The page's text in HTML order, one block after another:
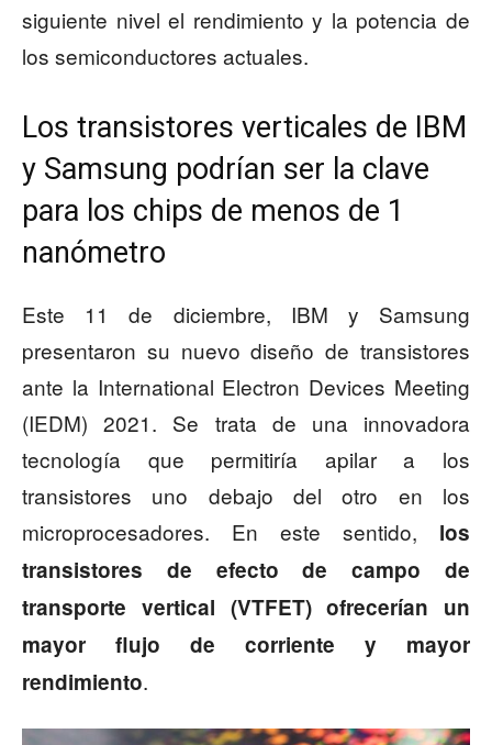
siguiente nivel el rendimiento y la potencia de
los semiconductores actuales.
Los transistores verticales de IBM
y Samsung podrían ser la clave
para los chips de menos de 1
nanómetro
Este 11 de diciembre, IBM y Samsung
presentaron su nuevo diseño de transistores
ante la International Electron Devices Meeting
(IEDM) 2021. Se trata de una innovadora
tecnología que permitiría apilar a los
transistores uno debajo del otro en los
microprocesadores. En este sentido, los
transistores de efecto de campo de
transporte vertical (VTFET) ofrecerían un
mayor flujo de corriente y mayor
rendimiento.